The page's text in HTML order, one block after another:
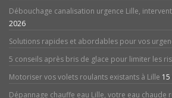
Débouchage canalisation urgence Lille,
2026
Solutions rapides et abordables pour vos
5 conseils après bris de glace pour limiter les
Motoriser vos volets roulants existants à Lille
Dépannage chauffe eau Lille, votre eau chaude